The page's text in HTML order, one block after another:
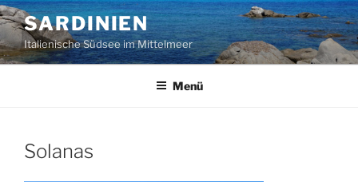
Zum
Inhalt
springen
SARDINIEN
Italienische Südsee im Mittelmeer
Menü
Solanas